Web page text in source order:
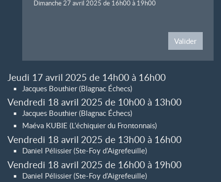
Dimanche 27 avril 2025 de 16h00 à 19h00
Valider
Jeudi 17 avril 2025 de 14h00 à 16h00
Jacques Bouthier (Blagnac Échecs)
Vendredi 18 avril 2025 de 10h00 à 13h00
Jacques Bouthier (Blagnac Échecs)
Maéva KUBIE (L’échiquier du Frontonnais)
Vendredi 18 avril 2025 de 13h00 à 16h00
Daniel Pélissier (Ste-Foy d’Aigrefeuille)
Vendredi 18 avril 2025 de 16h00 à 19h00
Daniel Pélissier (Ste-Foy d’Aigrefeuille)